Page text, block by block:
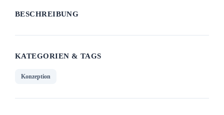
BESCHREIBUNG
KATEGORIEN & TAGS
Konzeption